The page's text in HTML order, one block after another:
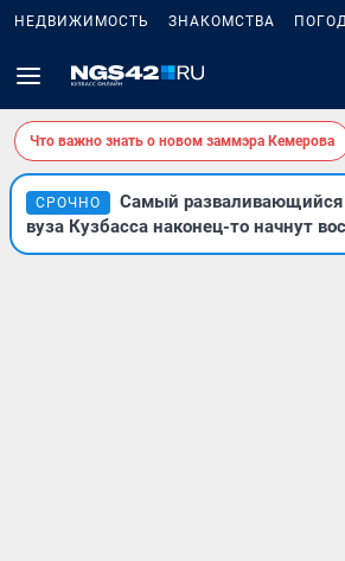
НЕДВИЖИМОСТЬ ЗНАКОМСТВА
Что важно знать о новом заммэра Кемерова
СРОЧНО
Самый разваливающийся
вуза Кузбасса наконец-то начнут